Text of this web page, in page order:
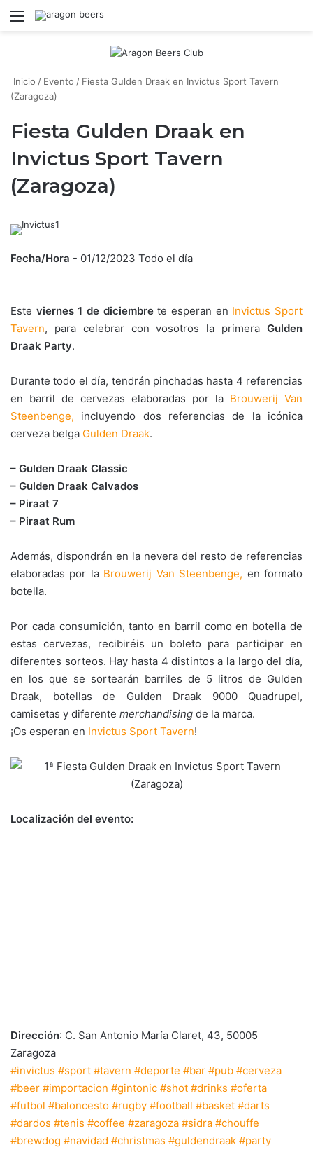
Menú
Inicio / Evento / Fiesta Gulden Draak en Invictus Sport Tavern
(Zaragoza)
Fiesta Gulden Draak en
Invictus Sport Tavern
(Zaragoza)
Fecha/Hora - 01/12/2023 Todo el día
Este viernes 1 de diciembrete esperan en Invictus Sport
Tavern, para celebrar con vosotros la primera Gulden
Draak Party.
Durante todo el día, tendrán pinchadas hasta 4 referencias
en barril de cervezas elaboradas por la Brouwerij Van
Steenbenge, incluyendo dos referencias de la icónica
cerveza belga Gulden Draak.
– Gulden Draak Classic
– Gulden Draak Calvados
– Piraat 7
– Piraat Rum
Además, dispondrán en la nevera del resto de referencias
elaboradas por la Brouwerij Van Steenbenge, en formato
botella.
Por cada consumición, tanto en barril como en botella de
estas cervezas, recibiréis un boleto para participar en
diferentes sorteos. Hay hasta 4 distintos a la largo del día,
en los que se sortearán barriles de 5 litros de Gulden
Draak, botellas de Gulden Draak 9000 Quadrupel,
camisetas y diferente merchandising de la marca.
¡Os esperan en Invictus Sport Tavern!
Localización del evento:
Dirección: C. San Antonio María Claret, 43, 50005
Zaragoza
#invictus #sport #tavern #deporte #bar #pub #cerveza
#beer #importacion #gintonic #shot #drinks #oferta
#futbol #baloncesto #rugby #football #basket #darts
#dardos #tenis #coffee #zaragoza #sidra #chouffe
#brewdog #navidad #christmas #guldendraak #party